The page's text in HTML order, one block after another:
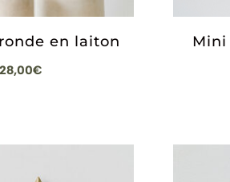
en laiton
28,00€
Mini